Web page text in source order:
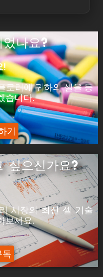
때까지 셀을 방전하
급할 수 있는 전력입
급할 수 있는 전류입
나요?
!
로러에 귀하의 셀을 등
습니다.
기
싶으신가요?
시장의최신 셀 기술
보세요.
독